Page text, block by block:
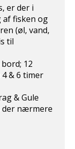
er der i
fisken og
(øl, vand,
til
12
& 6 timer
& Gule
der nærmere